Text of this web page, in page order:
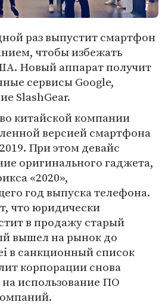
раз выпустит смартфон
чтобы избежать
Новый аппарат получит
сервисы Google,
SlashGear.
китайской компании
версией смартфона
При этом девайс
оригинального гаджета,
«2020»,
год выпуска телефона.
что юридически
в продажу старый
вышел на рынок до
в санкционный список
корпорации снова
использование ПО